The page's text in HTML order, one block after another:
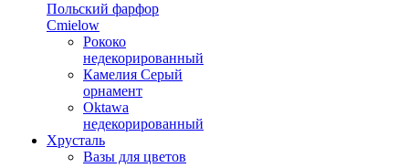
Польский фарфор
Сmielow
Рококо
недекорированный
Камелия Серый
орнамент
Oktawa
недекорированный
Хрусталь
Вазы для цветов